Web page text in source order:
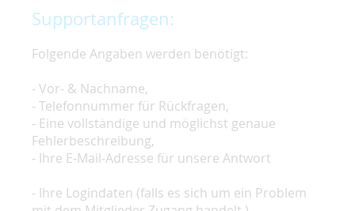
Supportanfragen:
Folgende Angaben werden benötigt:
- Vor- & Nachname,
- Telefonnummer für Rückfragen,
- Eine vollständige und möglichst genaue
Fehlerbeschreibung,
- Ihre E-Mail-Adresse für unsere Antwort
- Ihre Logindaten (falls es sich um ein Problem